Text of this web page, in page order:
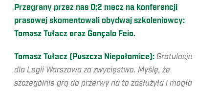
Przegrany przez nas 0:2 mecz na konferencji
prasowej skomentowali obydwaj szkoleniowcy:
Tomasz Tułacz oraz Gonçalo Feio.
Tomasz Tułacz (Puszcza Niepołomice): Gratulacje
dla Legii Warszawa za zwycięstwo. Myślę, że
szczególnie grą do przerwy na to zasłużyła i mogła